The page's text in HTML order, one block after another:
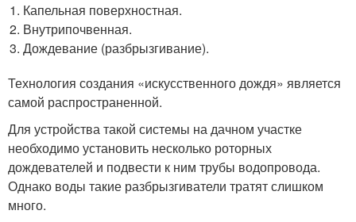
Капельная поверхностная.
Внутрипочвенная.
Дождевание (разбрызгивание).
Технология создания «искусственного дождя» является
самой распространенной.
Для устройства такой системы на дачном участке
необходимо установить несколько роторных
дождевателей и подвести к ним трубы водопровода.
Однако воды такие разбрызгиватели тратят слишком
много.